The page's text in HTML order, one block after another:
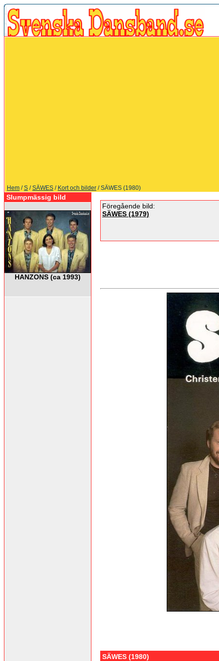
Hem /S /SÄWES / Kort och bilder / SÄWES (1980)
Slumpmässig bild
HANZONS (ca 1993)
Föregående bild:
SÄWES (1979)
SÄWES (1980)